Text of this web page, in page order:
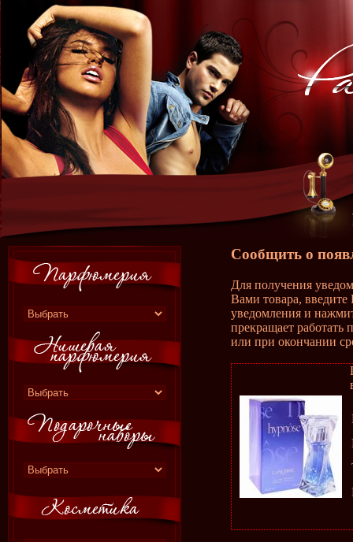
Сообщить о
Для получения
Вами товара,
уведомления и
прекращает работать
или при окончании